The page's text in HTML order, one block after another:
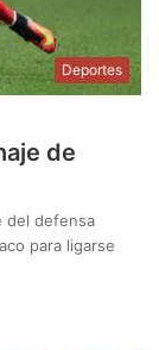
Deportes
de
del defensa
para ligarse